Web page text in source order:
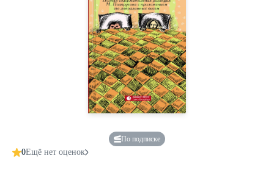
По подписке
0Ещё нет оценок